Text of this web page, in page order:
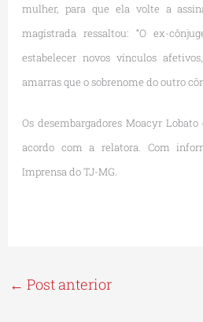
mulher, para que ela volte a
magistrada ressaltou: “O ex-
estabelecer novos vínculos
amarras que o sobrenome do outro
Os desembargadores Moacyr
acordo com a relatora. Com
Imprensa do TJ-MG.
← Post anterior